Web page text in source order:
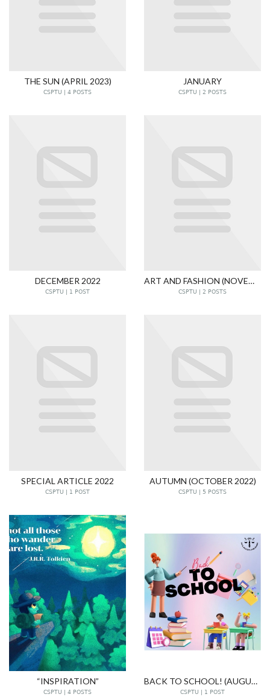
THE SUN (APRIL 2023)
CSPTU | 4 POSTS
JANUARY
CSPTU | 2 POSTS
DECEMBER 2022
CSPTU | 1 POST
ART AND FASHION (NOVEMBER 2022)
CSPTU | 2 POSTS
SPECIAL ARTICLE 2022
CSPTU | 1 POST
AUTUMN (OCTOBER 2022)
CSPTU | 5 POSTS
“INSPIRATION”
CSPTU | 4 POSTS
BACK TO SCHOOL! (AUGUST 2022)
CSPTU | 1 POST